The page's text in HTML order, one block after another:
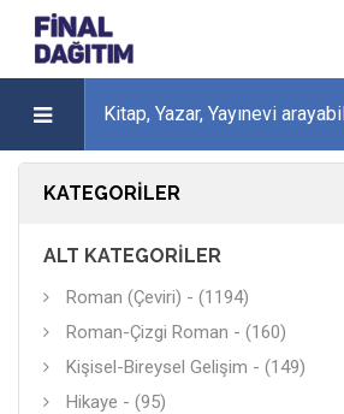
KATEGORILER
ALT KATEGORILER
Roman (Çeviri) - (1194)
Roman-Çizgi Roman - (160)
Kişisel-Bireysel Gelişim - (149)
Hikaye - (95)